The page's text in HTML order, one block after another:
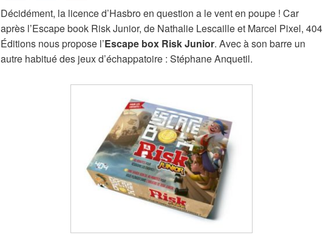
Décidément, la licence d’Hasbro en question a le vent en poupe ! Car
après l’Escape book Risk Junior, de Nathalie Lescaille et Marcel Pixel, 404
Éditions nous propose l’Escape box Risk Junior. Avec à son barre un
autre habitué des jeux d’échappatoire : Stéphane Anquetil.